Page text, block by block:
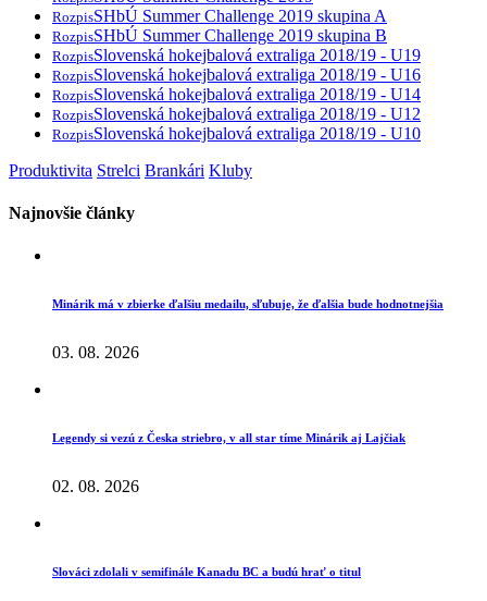
RozpisSHbÚ Summer Challenge 2019 skupina A
RozpisSHbÚ Summer Challenge 2019 skupina B
RozpisSlovenská hokejbalová extraliga 2018/19 - U19
RozpisSlovenská hokejbalová extraliga 2018/19 - U16
RozpisSlovenská hokejbalová extraliga 2018/19 - U14
RozpisSlovenská hokejbalová extraliga 2018/19 - U12
RozpisSlovenská hokejbalová extraliga 2018/19 - U10
Produktivita Strelci Brankári Kluby
Najnovšie články
Minárik má v zbierke ďalšiu medailu, sľubuje, že ďalšia bude hodnotnejšia
03. 08. 2026
Legendy si vezú z Česka striebro, v all star tíme Minárik aj Lajčiak
02. 08. 2026
Slováci zdolali v semifinále Kanadu BC a budú hrať o titul